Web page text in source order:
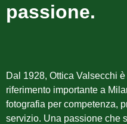
passione.
Dal 1928, Ottica Valsecchi
riferimento importante a
fotografia per competenza,
servizio. Una passione che